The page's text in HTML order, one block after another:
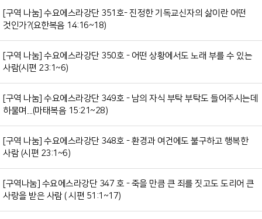
[구역 나눔] 수요에스라강단 351호- 진정한 기독교신자의 삶이란 어떤
것인가?(요한복음 14:16~18)
[구역 나눔] 수요에스라강단 350호 - 어떤 상황에서도 노래 부를 수 있는
사람(시편 23:1~6)
[구역 나눔] 수요에스라강단 349호 - 남의 자식 부탁 부탁도 들어주시는데
하물며....(마태복음 15:21~28)
[구역 나눔] 수요에스라강단 348호 - 환경과 여건에도 불구하고 행복한
사람 (시편 23:1~6)
[구역나눔] 수요에스라강단 347 호 - 죽을 만큼 큰 죄를 짓고도 도리어 큰
사랑을 받은 사람 ( 시편 51:1~17)